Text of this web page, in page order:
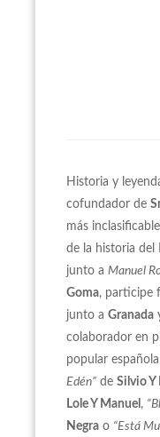
Historia y
cofundador de
más
de la historia del
junto a Manuel
Goma, participe
junto a Granada
colaborador en
popular
Edén” de Silvio Y
Lole Y Manuel ,
Negra o “Está